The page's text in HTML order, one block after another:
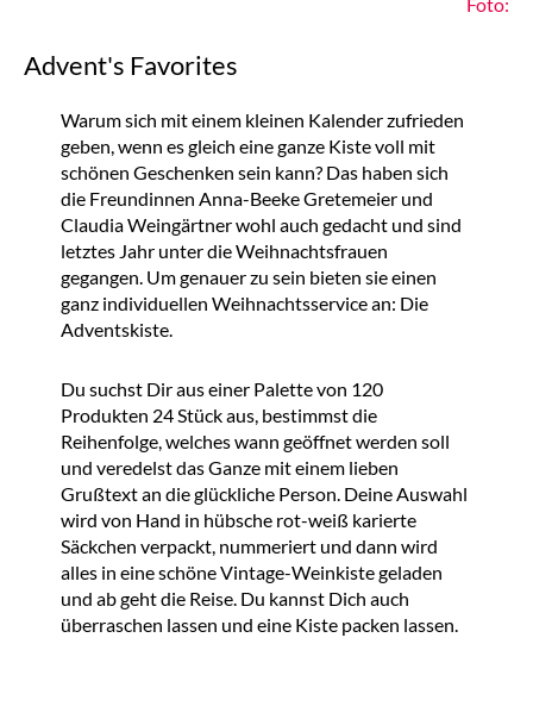
Advent's Favorites
Warum sich mit einem kleinen Kalender zufrieden
geben, wenn es gleich eine ganze Kiste voll mit
schönen Geschenken sein kann? Das haben sich
die Freundinnen Anna-Beeke Gretemeier und
Claudia Weingärtner wohl auch gedacht und sind
letztes Jahr unter die Weihnachtsfrauen
gegangen. Um genauer zu sein bieten sie einen
ganz individuellen Weihnachtsservice an: Die
Adventskiste.
Du suchst Dir aus einer Palette von 120
Produkten 24 Stück aus, bestimmst die
Reihenfolge, welches wann geöffnet werden soll
und veredelst das Ganze mit einem lieben
Grußtext an die glückliche Person. Deine Auswahl
wird von Hand in hübsche rot-weiß karierte
Säckchen verpackt, nummeriert und dann wird
alles in eine schöne Vintage-Weinkiste geladen
und ab geht die Reise. Du kannst Dich auch
überraschen lassen und eine Kiste packen lassen.